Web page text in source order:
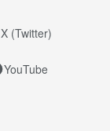
X (Twitter)
YouTube